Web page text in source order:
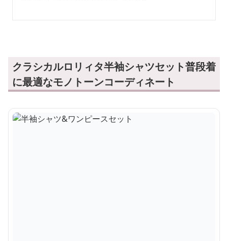
クラシカルロリィタ半袖シャツセット普段着
に最適なモノトーンコーディネート